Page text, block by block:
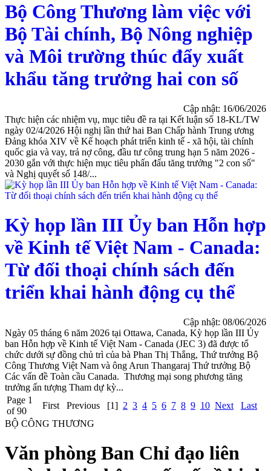
Bộ Công Thương làm việc với
Bộ Tài chính, Bộ Nông nghiệp
và Môi trường thúc đẩy xuất
khẩu tăng trưởng hai con số
Cập nhật: 16/06/2026
Thực hiện các nhiệm vụ, mục tiêu đề ra tại Kết luận số 18-KL/TW
ngày 02/4/2026 Hội nghị lần thứ hai Ban Chấp hành Trung ương
Đảng khóa XIV về Kế hoạch phát triển kinh tế - xã hội, tài chính
quốc gia và vay, trả nợ công, đầu tư công trung hạn 5 năm 2026 -
2030 gắn với thực hiện mục tiêu phấn đấu tăng trưởng "2 con số"
và Nghị quyết số 148/...
Kỳ họp lần III Ủy ban Hỗn hợp
về Kinh tế Việt Nam - Canada:
Từ đối thoại chính sách đến
triển khai hành động cụ thể
Cập nhật: 08/06/2026
Ngày 05 tháng 6 năm 2026 tại Ottawa, Canada, Kỳ họp lần III Ủy
ban Hỗn hợp về Kinh tế Việt Nam - Canada (JEC 3) đã được tổ
chức dưới sự đồng chủ trì của bà Phan Thị Thắng, Thứ trưởng Bộ
Công Thương Việt Nam và ông Arun Thangaraj Thứ trưởng Bộ
Các vấn đề Toàn cầu Canada. Thương mại song phương tăng
trưởng ấn tượng Tham dự kỳ...
Page 1
of 90
First Previous [1] 2 3 4 5 6 7 8 9 10 Next
Last
BỘ CÔNG THƯƠNG
Văn phòng Ban Chỉ đạo liên